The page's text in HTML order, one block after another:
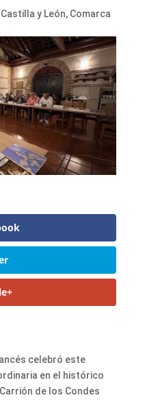
Castilla y León, Comarca
celebró este
en el histórico
de los Condes